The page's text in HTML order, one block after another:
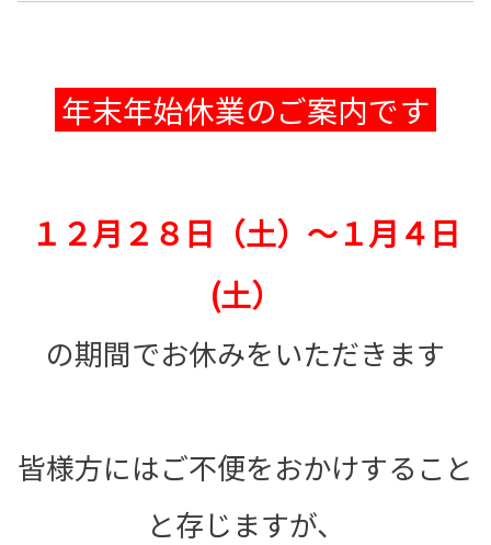
年末年始休業のご案内です
１２月２８日（土）～１月４日
(土）
の期間でお休みをいただきます
皆様方にはご不便をおかけすること
と存じますが、